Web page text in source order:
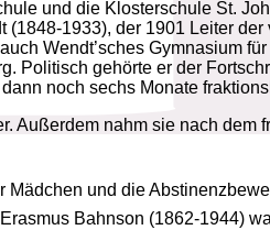
und die Klosterschule St.
(1848-1933), der 1901 Leiter
Wendt’sches Gymnasium
Politisch gehörte er der
noch sechs Monate
Außerdem nahm sie nach
und die
Bahnson (1862-1944)